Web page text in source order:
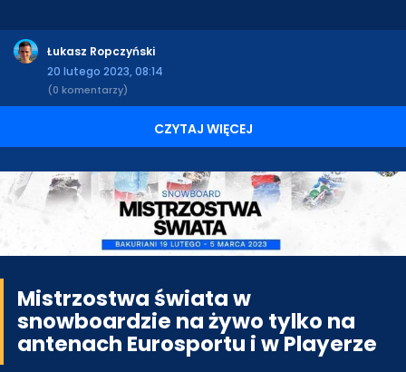
Łukasz Ropczyński
20 lutego 2023, 08:14
(0 komentarzy)
CZYTAJ WIĘCEJ
Mistrzostwa świata w
snowboardzie na żywo tylko na
antenach Eurosportu i w Playerze